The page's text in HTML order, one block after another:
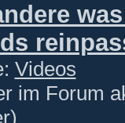
Videos
im Forum